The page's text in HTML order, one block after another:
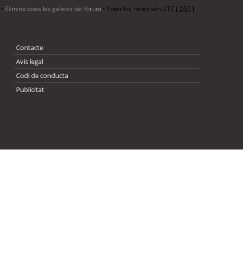
• Elimina totes les galetes del fòrum • Totes les hores són UTC [ DST]
Contacte
Avís legal
Codi de conducta
Publicitat